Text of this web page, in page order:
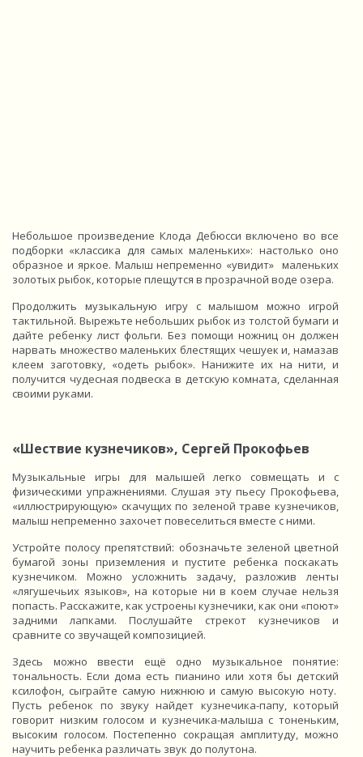
Небольшое произведение Клода Дебюсси включено во все
подборки «классика для самых маленьких»: настолько оно
образное и яркое. Малыш непременно «увидит» маленьких
золотых рыбок, которые плещутся в прозрачной воде озера.
Продолжить музыкальную игру с малышом можно игрой
тактильной. Вырежьте небольших рыбок из толстой бумаги и
дайте ребенку лист фольги. Без помощи ножниц он должен
нарвать множество маленьких блестящих чешуек и, намазав
клеем заготовку, «одеть рыбок». Нанижите их на нити, и
получится чудесная подвеска в детскую комната, сделанная
своими руками.
«Шествие кузнечиков», Сергей Прокофьев
Музыкальные игры для малышей легко совмещать и с
физическими упражнениями. Слушая эту пьесу Прокофьева,
«иллюстрирующую» скачущих по зеленой траве кузнечиков,
малыш непременно захочет повеселиться вместе с ними.
Устройте полосу препятствий: обозначьте зеленой цветной
бумагой зоны приземления и пустите ребенка поскакать
кузнечиком. Можно усложнить задачу, разложив ленты
«лягушечьих языков», на которые ни в коем случае нельзя
попасть. Расскажите, как устроены кузнечики, как они «поют»
задними лапками. Послушайте стрекот кузнечиков и
сравните со звучащей композицией.
Здесь можно ввести ещё одно музыкальное понятие:
тональность. Если дома есть пианино или хотя бы детский
ксилофон, сыграйте самую нижнюю и самую высокую ноту.
Пусть ребенок по звуку найдет кузнечика-папу, который
говорит низким голосом и кузнечика-малыша с тоненьким,
высоким голосом. Постепенно сокращая амплитуду, можно
научить ребенка различать звук до полутона.